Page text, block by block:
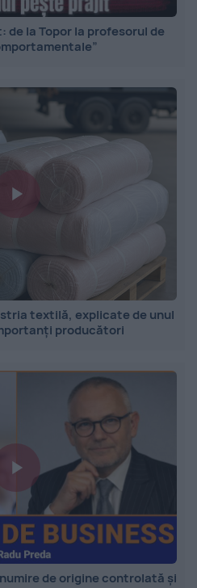
la Topor la profesorul de
textilă, explicate de unul
producători
de origine controlată și